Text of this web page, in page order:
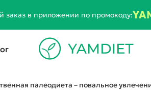
заказ в приложении по промокоду:
палеодиета – повальное